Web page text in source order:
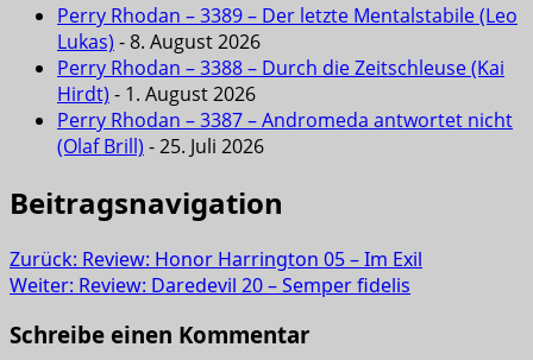
Perry Rhodan – 3389 – Der letzte Mentalstabile (Leo
Lukas) - 8. August 2026
Perry Rhodan – 3388 – Durch die Zeitschleuse (Kai
Hirdt) - 1. August 2026
Perry Rhodan – 3387 – Andromeda antwortet nicht
(Olaf Brill) - 25. Juli 2026
Beitragsnavigation
Zurück: Review: Honor Harrington 05 – Im Exil
Weiter: Review: Daredevil 20 – Semper fidelis
Schreibe einen Kommentar